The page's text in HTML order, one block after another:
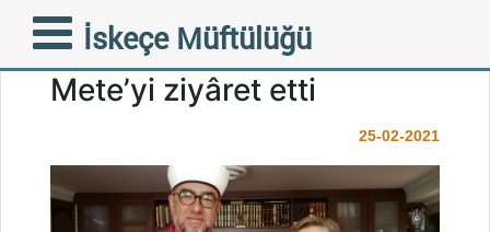
İskeçe Müftülüğü
Sabriye Kasım Delioğlu
İskeçe Müftüsü Ahmet
Mete’yi ziyâret etti
25-02-2021